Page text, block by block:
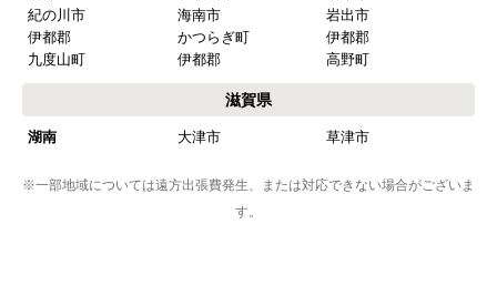
紀の川市
海南市
岩出市
伊都郡
かつらぎ町
伊都郡
九度山町
伊都郡 高野町
滋賀県
湖南 大津市 草津市
※一部地域については遠方出張費発生、または対応できない場合がございま
す。